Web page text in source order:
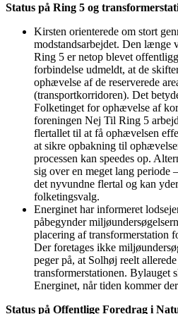
Status på Ring 5 og
Kirsten orienterede om stort
modstandsarbejdet. Den længe
Ring 5 er netop blevet
forbindelse udmeldt, at de
ophævelse af de reserverede
(transportkorridoren). Det
Folketinget for ophævelse af
foreningen Nej Til Ring 5
flertallet til at få ophævelsen
at sikre opbakning til
processen kan speedes op.
sig over en meget lang periode
det nyvundne flertal og kan
folketingsvalg.
Energinet har informeret
påbegynder
placering af transformerstation
Der foretages ikke
peger på, at Solhøj reelt
transformerstationen. Bylauget
Energinet, når tiden kommer
Status på Offentlige Foredrag i